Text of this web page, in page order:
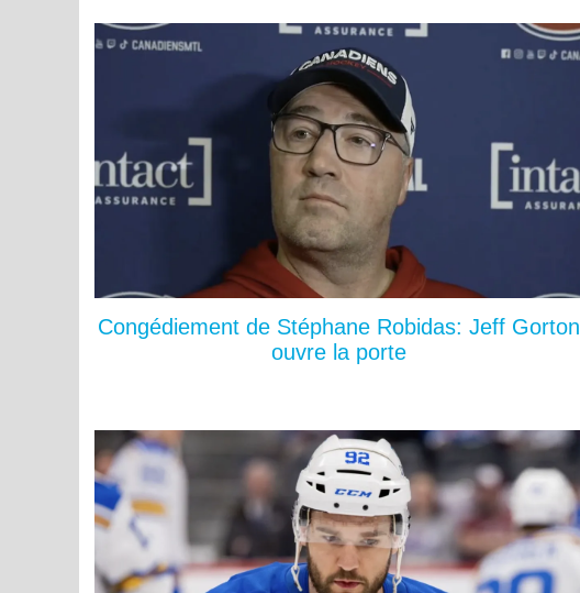
Congédiement de Stéphane Robidas: Jeff Gorton
ouvre la porte